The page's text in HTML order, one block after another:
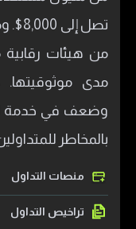
من هيئات
مدى
وضعف في خدمة
بالمخاطر
منصات التداول
تراخيص التداول